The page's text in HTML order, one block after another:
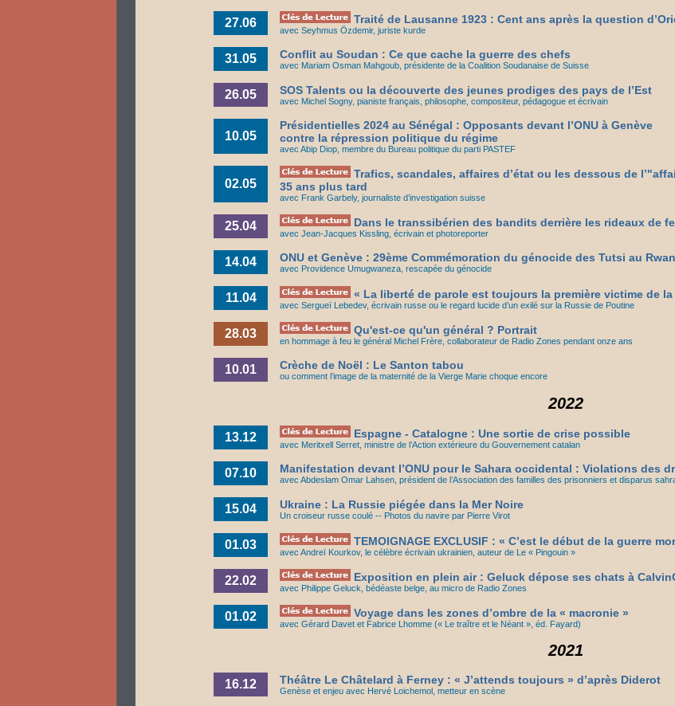
27.06 Traité de Lausanne 1923 : Cent ans après la question
avec Seyhmus Özdemir, juriste kurde
31.05 Conflit au Soudan : Ce que cache la guerre des chefs
avec Mariam Osman Mahgoub, présidente de la Coalition Soudanaise de Suisse
26.05 SOS Talents ou la découverte des jeunes prodiges des pays de l’Est
avec Michel Sogny, pianiste français, philosophe, compositeur, pédagogue et écrivain
10.05
Présidentielles 2024 au Sénégal : Opposants devant l’ONU à Genève
contre la répression politique du régime
avec Abip Diop, membre du Bureau politique du parti PASTEF
02.05
Trafics, scandales, affaires d’état ou les dessous de
35 ans plus tard
avec Frank Garbely, journaliste d’investigation suisse
25.04 Dans le transsibérien des bandits derrière les rideaux de
avec Jean-Jacques Kissling, écrivain et photoreporter
14.04 ONU et Genève : 29ème Commémoration du génocide des Tutsi au
avec Providence Umugwaneza, rescapée du génocide
11.04 « La liberté de parole est toujours la première victime de
avec Sergueï Lebedev, écrivain russe ou le regard lucide d’un exilé sur la Russie de Poutine
28.03 Qu'est-ce qu'un général ? Portrait
en hommage à feu le général Michel Frère, collaborateur de Radio Zones pendant onze ans
10.01 Crèche de Noël : Le Santon tabou
ou comment l’image de la maternité de la Vierge Marie choque encore
2022
13.12 Espagne - Catalogne : Une sortie de crise possible
avec Meritxell Serret, ministre de l’Action extérieure du Gouvernement catalan
07.10 Manifestation devant l’ONU pour le Sahara occidental : Violations des
avec Abdeslam Omar Lahsen, président de l’Association des familles des prisonniers et disparus
15.04 Ukraine : La Russie piégée dans la Mer Noire
Un croiseur russe coulé -- Photos du navire par Pierre Virot
01.03 TEMOIGNAGE EXCLUSIF : « C’est le début de la guerre
avec Andreï Kourkov, le célèbre écrivain ukrainien, auteur de Le « Pingouin »
22.02 Exposition en plein air : Geluck dépose ses chats à
avec Philippe Geluck, bédéaste belge, au micro de Radio Zones
01.02 Voyage dans les zones d’ombre de la « macronie »
avec Gérard Davet et Fabrice Lhomme (« Le traître et le Néant », éd. Fayard)
2021
16.12 Théâtre Le Châtelard à Ferney : « J’attends toujours » d’après Diderot
Genèse et enjeu avec Hervé Loichemol, metteur en scène